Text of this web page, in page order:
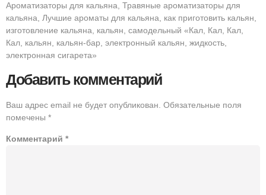
Ароматизаторы для кальяна, Травяные ароматизаторы для
кальяна, Лучшие ароматы для кальяна, как приготовить кальян,
изготовление кальяна, кальян, самодельный «Кал, Кал, Кал,
Кал, кальян, кальян-бар, электронный кальян, жидкость,
электронная сигарета»
Добавить комментарий
Ваш адрес email не будет опубликован. Обязательные поля
помечены *
Комментарий *